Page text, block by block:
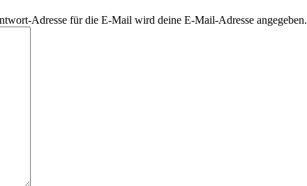
Adresse für die E-Mail wird deine E-Mail-Adresse angegeben.